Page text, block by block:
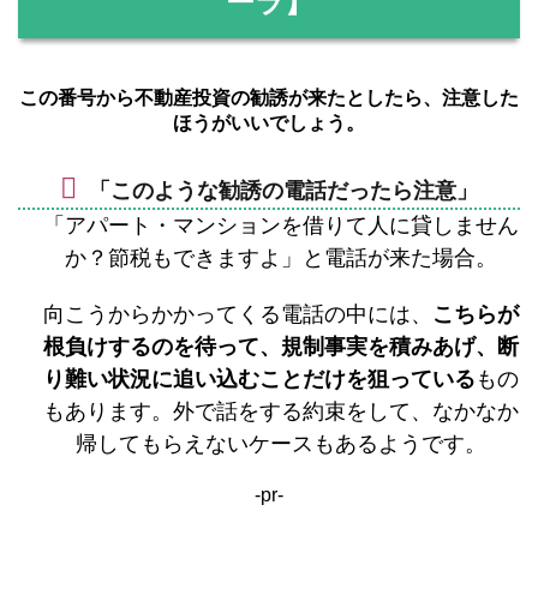
この番号から不動産投資の勧誘が来たとしたら、注意した
ほうがいいでしょう。
「このような勧誘の電話だったら注意」
「アパート・マンションを借りて人に貸しません
か？節税もできますよ」と電話が来た場合。
向こうからかかってくる電話の中には、 こちらが
根負けするのを待って、規制事実を積みあげ、断
り難い状況に追い込むことだけを狙っている もの
もあります。外で話をする約束をして、なかなか
帰してもらえないケースもあるようです。
-pr-